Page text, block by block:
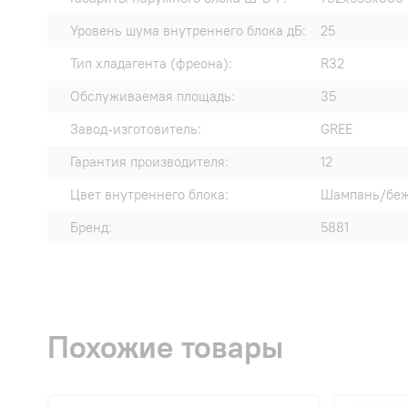
Уровень шума внутреннего блока дБ:
25
Тип хладагента (фреона):
R32
Обслуживаемая площадь:
35
Завод-изготовитель:
GREE
Гарантия производителя:
12
Цвет внутреннего блока:
Шампань/
Бренд:
5881
Похожие товары